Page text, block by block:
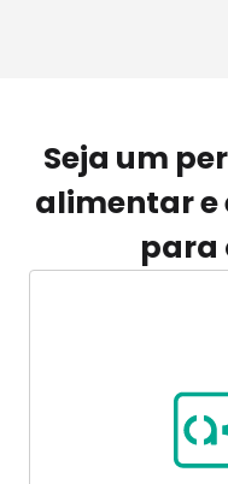
Seja um
alimentar e
para